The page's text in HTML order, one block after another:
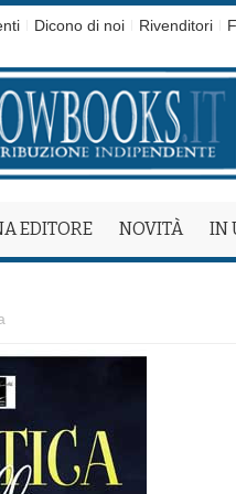
Dicono di noi Rivenditori
EDITORE NOVITÀ IN